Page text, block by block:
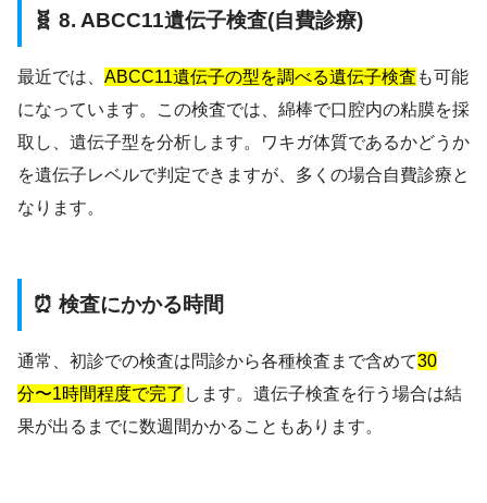
🧬 8. ABCC11遺伝子検査(自費診療)
最近では、 ABCC11遺伝子の型を調べる遺伝子検査 も可能
になっています。この検査では、綿棒で口腔内の粘膜を採
取し、遺伝子型を分析します。ワキガ体質であるかどうか
を遺伝子レベルで判定できますが、多くの場合自費診療と
なります。
⏰ 検査にかかる時間
通常、初診での検査は問診から各種検査まで含めて30
分〜1時間程度で完了 します。遺伝子検査を行う場合は結
果が出るまでに数週間かかることもあります。